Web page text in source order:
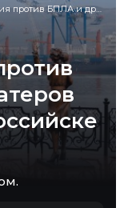
катеров пройдут в Новороссийске 9 октября